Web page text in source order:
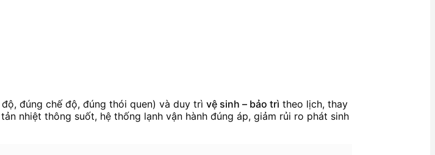
đúng chế độ, đúng thói quen) và duy trì vệ sinh – bảo trì theo lịch, thay
nhiệt thông suốt, hệ thống lạnh vận hành đúng áp, giảm rủi ro phát sinh